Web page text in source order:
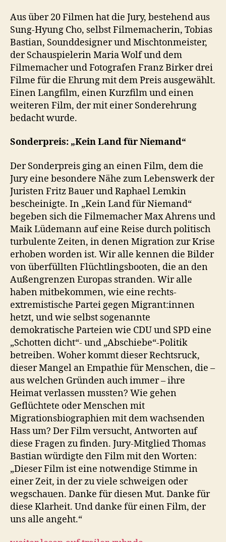
Aus über 20 Filmen hat die Jury, bestehend aus
Sung-Hyung Cho, selbst Filmemacherin, Tobias
Bastian, Sounddesigner und Mischtonmeister,
der Schauspielerin Maria Wolf und dem
Filmemacher und Fotografen Franz Birker drei
Filme für die Ehrung mit dem Preis ausgewählt.
Einen Langfilm, einen Kurzfilm und einen
weiteren Film, der mit einer Sonderehrung
bedacht wurde.
Sonderpreis: „Kein Land für Niemand“
Der Sonderpreis ging an einen Film, dem die
Jury eine besondere Nähe zum Lebenswerk der
Juristen Fritz Bauer und Raphael Lemkin
bescheinigte. In „Kein Land für Niemand“
begeben sich die Filmemacher Max Ahrens und
Maik Lüdemann auf eine Reise durch politisch
turbulente Zeiten, in denen Migration zur Krise
erhoben worden ist. Wir alle kennen die Bilder
von überfüllten Flüchtlingsbooten, die an den
Außengrenzen Europas stranden. Wir alle
haben mitbekommen, wie eine rechts-
extremistische Partei gegen Migrant:innen
hetzt, und wie selbst sogenannte
demokratische Parteien wie CDU und SPD eine
„Schotten dicht“- und „Abschiebe“-Politik
betreiben. Woher kommt dieser Rechtsruck,
dieser Mangel an Empathie für Menschen, die –
aus welchen Gründen auch immer – ihre
Heimat verlassen mussten? Wie gehen
Geflüchtete oder Menschen mit
Migrationsbiographien mit dem wachsenden
Hass um? Der Film versucht, Antworten auf
diese Fragen zu finden. Jury-Mitglied Thomas
Bastian würdigte den Film mit den Worten:
„Dieser Film ist eine notwendige Stimme in
einer Zeit, in der zu viele schweigen oder
wegschauen. Danke für diesen Mut. Danke für
diese Klarheit. Und danke für einen Film, der
uns alle angeht.“